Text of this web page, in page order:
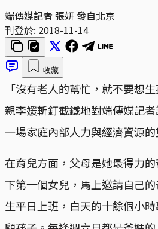
端傳媒記者 張妍 發自北京
刊登於: 2018-11-14
收藏
「沒有老人的幫忙，就不要想
親李媛斬釘截鐵地對端傳媒記
一場家庭內部人力與經濟資源的
在育兒方面，父母是她最得力
下第一個女兒，馬上邀請自己
生平日上班，白天的十餘個小